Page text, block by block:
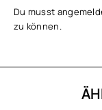
Du musst
zu können.